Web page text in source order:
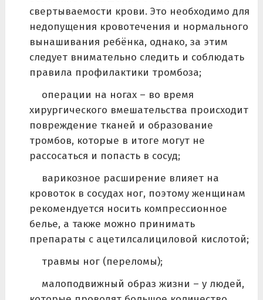
свертываемости крови. Это необходимо для
недопущения кровотечения и нормального
вынашивания ребёнка, однако, за этим
следует внимательно следить и соблюдать
правила профилактики тромбоза;
операции на ногах – во время
хирургического вмешательства происходит
повреждение тканей и образование
тромбов, которые в итоге могут не
рассосаться и попасть в сосуд;
варикозное расширение влияет на
кровоток в сосудах ног, поэтому женщинам
рекомендуется носить компрессионное
белье, а также можно принимать
препараты с ацетилсалициловой кислотой;
травмы ног (переломы);
малоподвижный образ жизни – у людей,